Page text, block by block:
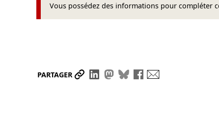
Vous possédez des informations pour compléter
PARTAGER Partager le lien
Partager sur LinkedIn
Partager sur Mastodon
Partager sur Bluesky
Partager sur